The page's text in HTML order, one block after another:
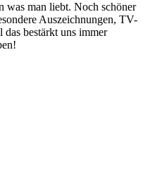
was man liebt. Noch schöner
Auszeichnungen, TV-
bestärkt uns immer